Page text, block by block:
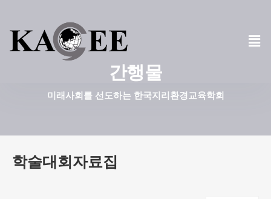
콘
텐
기
간행물
미래사회를 선도하는 한국지리환경교육학회
학술대회자료집